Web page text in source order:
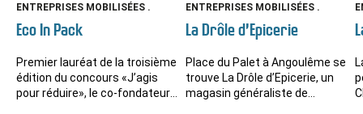
ENTREPRISES MOBILISÉES .
Eco In Pack
Premier lauréat de la troisième
édition du concours «J’agis
pour réduire», le co-fondateur
ENTREPRISES MOBILISÉES .
La Drôle d’Epicerie
Place du Palet à Angoulême se
trouve La Drôle d’Epicerie, un
magasin généraliste de